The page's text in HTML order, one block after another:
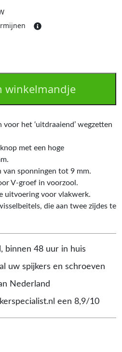
winkelmandje
het ‘uitdraaiend’ wegzetten
met een hoge
van sponningen tot 9 mm.
V-groef in voorzool.
uitvoering voor vlakwerk.
die aan twee zijdes te
binnen 48 uur in huis
uw spijkers en schroeven
Nederland
een 8,9/10